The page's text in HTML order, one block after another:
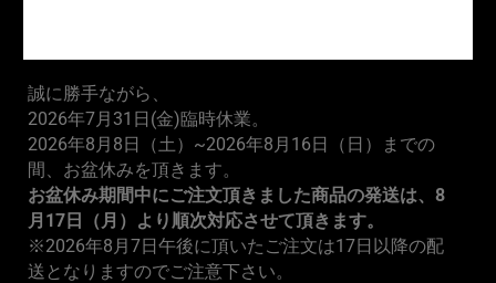
誠に勝手ながら、
2026年7月31日(金)臨時休業。
2026年8月8日（土）~2026年8月16日（日）までの
間、お盆休みを頂きます。
お盆休み期間中にご注文頂きました商品の発送は、8
月17日（月）より順次対応させて頂きます。
※2026年8月7日午後に頂いたご注文は17日以降の配
送となりますのでご注意下さい。